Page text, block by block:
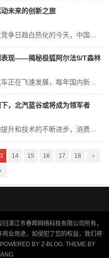
未来的创新之旅
表现——揭秘极狐阿尔法S/T森林
，北汽蓝谷或将成为领军者
14 15 16 17 18 ›
归湛江市春晖网络科技有限公司所有，
业用途，如侵犯了您的权益，我们将
BY Z-BLOG. THEME BY